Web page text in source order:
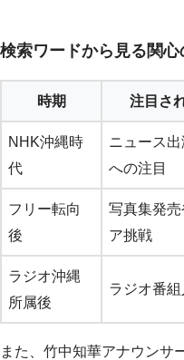
検索ワードから見る関心
時期 注目さ
NHK沖縄時
代
ニュース
への注目
フリー転向
後
写真集発
ア挑戦
ラジオ沖縄
所属後
ラジオ番
また、竹中知華アナウンサ